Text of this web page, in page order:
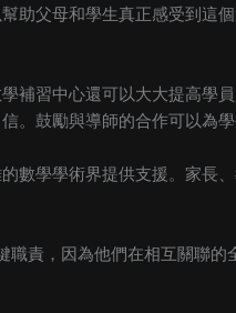
助父母和學生真正感受到這
補習中心還可以大大提高學
。鼓勵與導師的合作可以為
數學學術界提供支援。家長
職責，因為他們在相互關聯的